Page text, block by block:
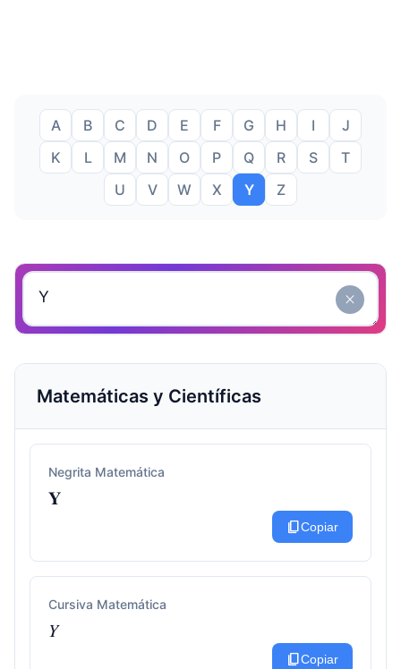
A B C D E F G H I
J
K
L M N O P Q R S
T
U
V W X Y Z
close
Matemáticas y Científicas
Negrita Matemática
𝐘
content_copyCopiar
Cursiva Matemática
𝑌
content_copyCopiar